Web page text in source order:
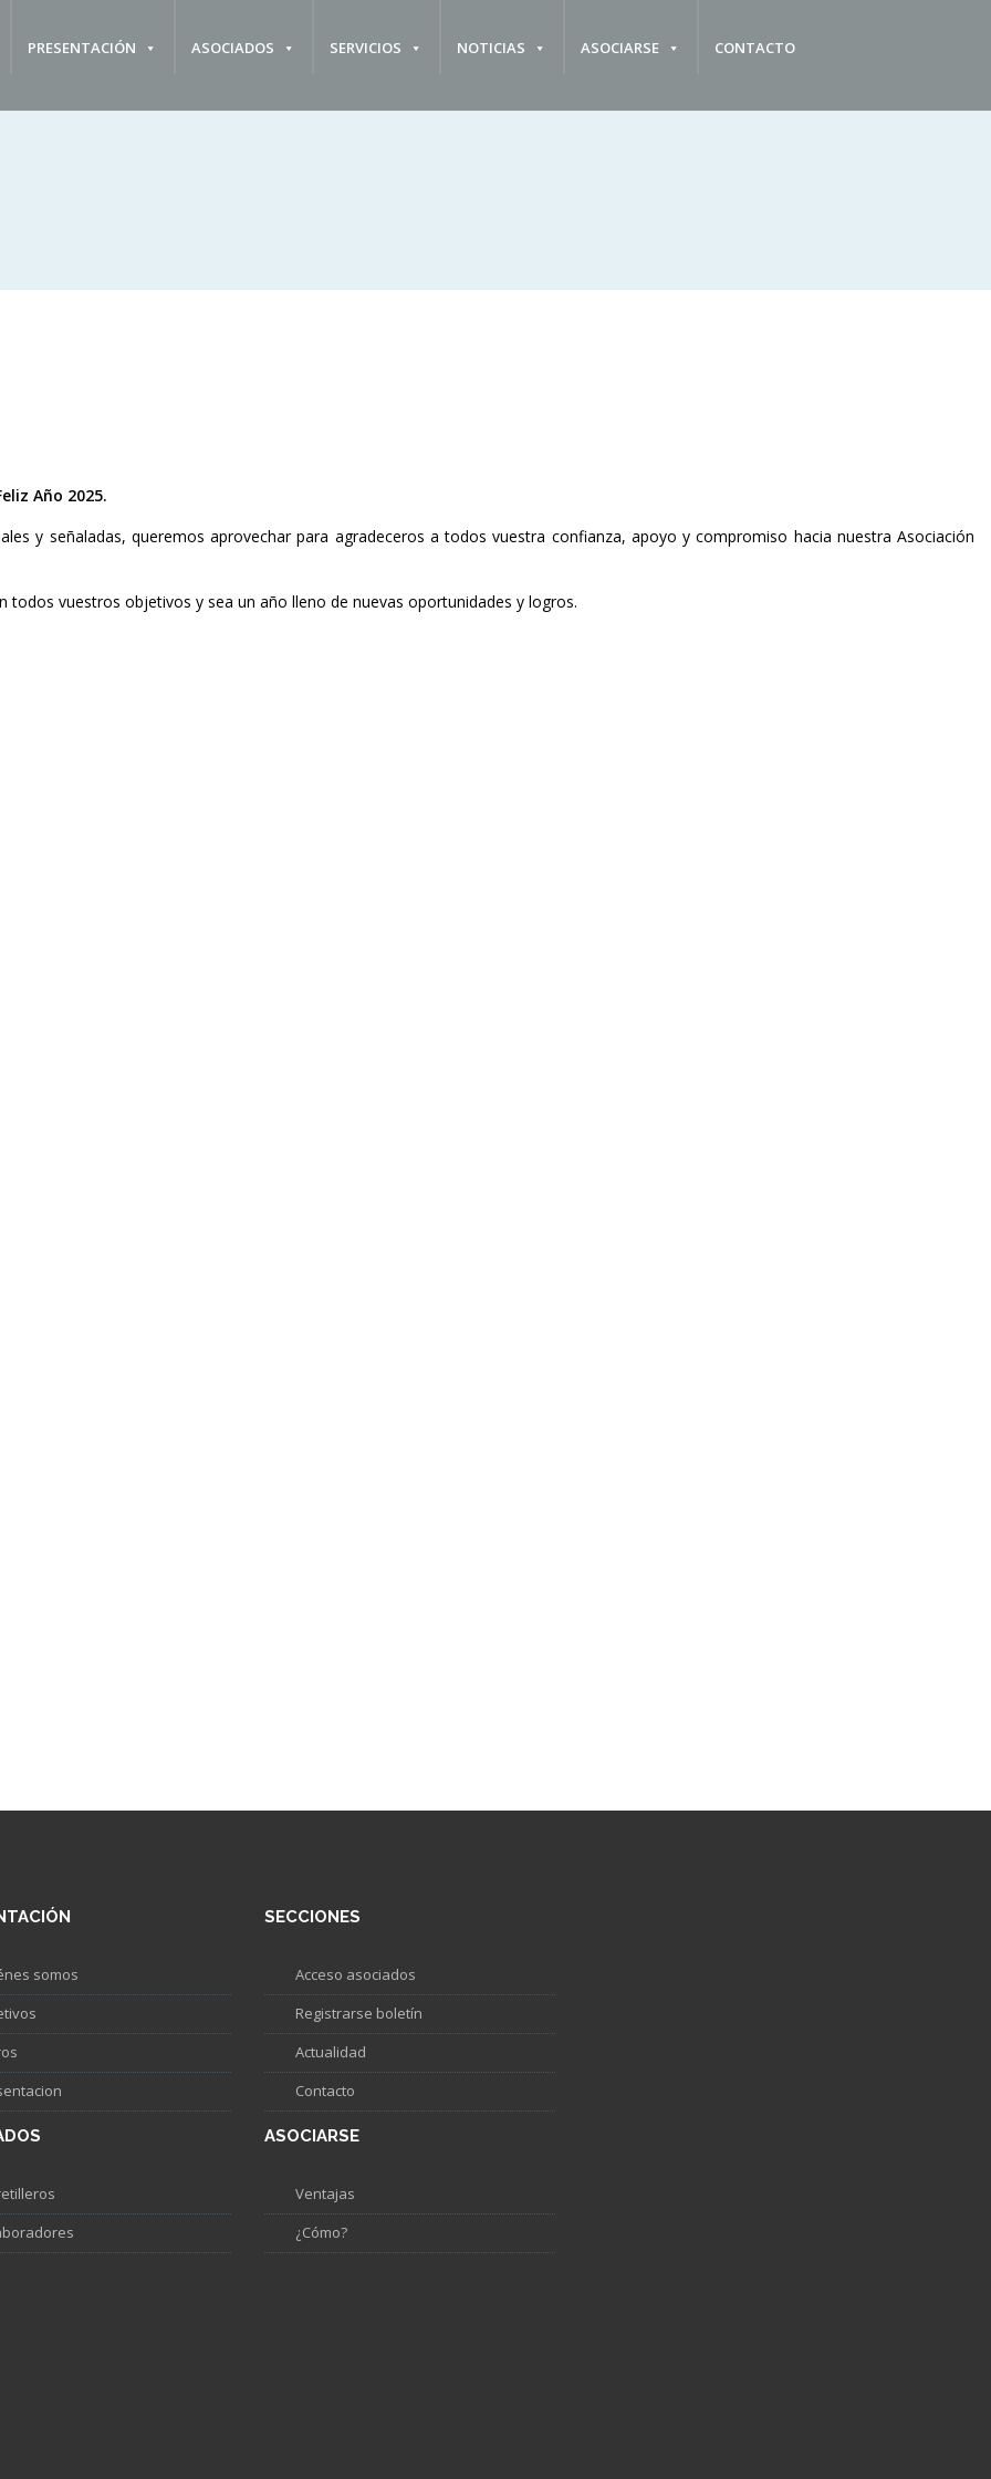
PRESENTACIÓN ASOCIADOS SERVICIOS NOTICIAS ASOCIARSE CONTACTO
Año 2025.
y señaladas, queremos aprovechar para agradeceros a todos vuestra confianza, apoyo y compromiso hacia nuestra Asociación
todos vuestros objetivos y sea un año lleno de nuevas oportunidades y logros.
somos
SECCIONES
Acceso asociados
Registrarse boletín
Actualidad
Contacto
ASOCIARSE
Ventajas
¿Cómo?